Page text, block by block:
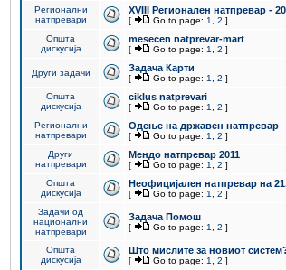
Регионални
натпревари
XVIII Регионален натпревар -
[ Go to page: 1 2 ]
Општа
дискусија
mesecen natprevar-mart
[ Go to page: 1 2 ]
Други задачи Задача Карти
[ Go to page: 1 2 ]
Општа
дискусија
ciklus natprevari
[ Go to page: 1 2 ]
Регионални
натпревари
Одење на државен натпревар
[ Go to page: 1 2 ]
Други
натпревари
Мендо натпревар 2011
[ Go to page: 1 2 ]
Општа
дискусија
Неофицијален натпревар на
[ Go to page: 1 2 ]
Задачи од
национални
натпревари
Задача Помош
[ Go to page: 1 2 ]
Општа
дискусија
Што мислите за новиот
[ Go to page: 1 2 ]